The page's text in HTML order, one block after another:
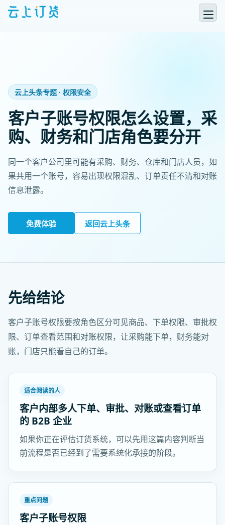
云上头条专题 · 权限安全
客户子账号权限怎么设置，采
购、财务和门店角色要分开
同一个客户公司里可能有采购、财务、仓库和门店人员，如
果共用一个账号，容易出现权限混乱、订单责任不清和对账
信息泄露。
免费体验 返回云上头条
先给结论
客户子账号权限要按角色区分可见商品、下单权限、审批权
限、订单查看范围和对账权限，让采购能下单，财务能对
账，门店只能看自己的订单。
适合阅读的人
客户内部多人下单、审批、对账或查看订单
的 B2B 企业
如果你正在评估订货系统，可以先用这篇内容判断当
前流程是否已经到了需要系统化承接的阶段。
重点问题
客户子账号权限